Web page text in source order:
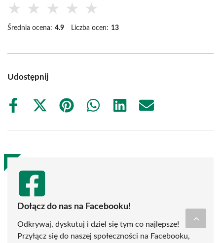
★ ★ ★ ★ ★
Średnia ocena: 4.9 Liczba ocen: 13
Udostępnij
Share
Share
(Twitter)
Share
Share
Share
Share
Dołącz do nas na Facebooku!
Odkrywaj, dyskutuj i dziel się tym co najlepsze!
Przyłącz się do naszej społeczności na Facebooku,